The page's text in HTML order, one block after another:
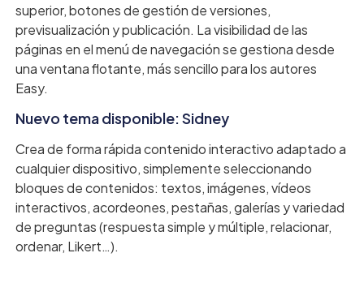
superior, botones de gestión de versiones,
previsualización y publicación. La visibilidad de las
páginas en el menú de navegación se gestiona desde
una ventana flotante, más sencillo para los autores
Easy.
Nuevo tema disponible: Sidney
Crea de forma rápida contenido interactivo adaptado a
cualquier dispositivo, simplemente seleccionando
bloques de contenidos: textos, imágenes, vídeos
interactivos, acordeones, pestañas, galerías y variedad
de preguntas (respuesta simple y múltiple, relacionar,
ordenar, Likert…).